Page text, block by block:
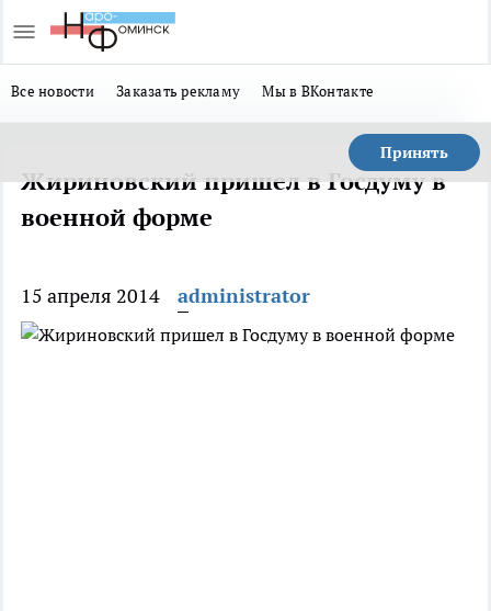
Все новости Заказать рекламу Мы в ВКонтакте
Принять
Жириновский пришел в Госдуму в
военной форме
15 апреля 2014 administrator